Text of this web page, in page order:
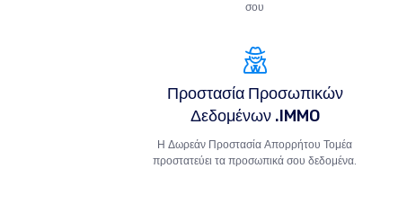
σου
Προστασία Προσωπικών
Δεδομένων .IMMO
Η Δωρεάν Προστασία Απορρήτου Τομέα
προστατεύει τα προσωπικά σου δεδομένα.